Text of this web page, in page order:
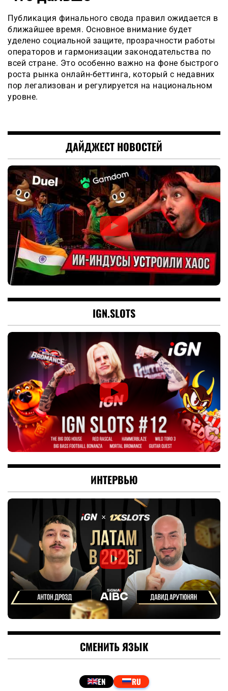
Публикация финального свода правил ожидается в
ближайшее время. Основное внимание будет
уделено социальной защите, прозрачности работы
операторов и гармонизации законодательства по
всей стране. Это особенно важно на фоне быстрого
роста рынка онлайн-беттинга, который с недавних
пор легализован и регулируется на национальном
уровне.
ДАЙДЖЕСТ НОВОСТЕЙ
IGN.SLOTS
ИНТЕРВЬЮ
СМЕНИТЬ ЯЗЫК